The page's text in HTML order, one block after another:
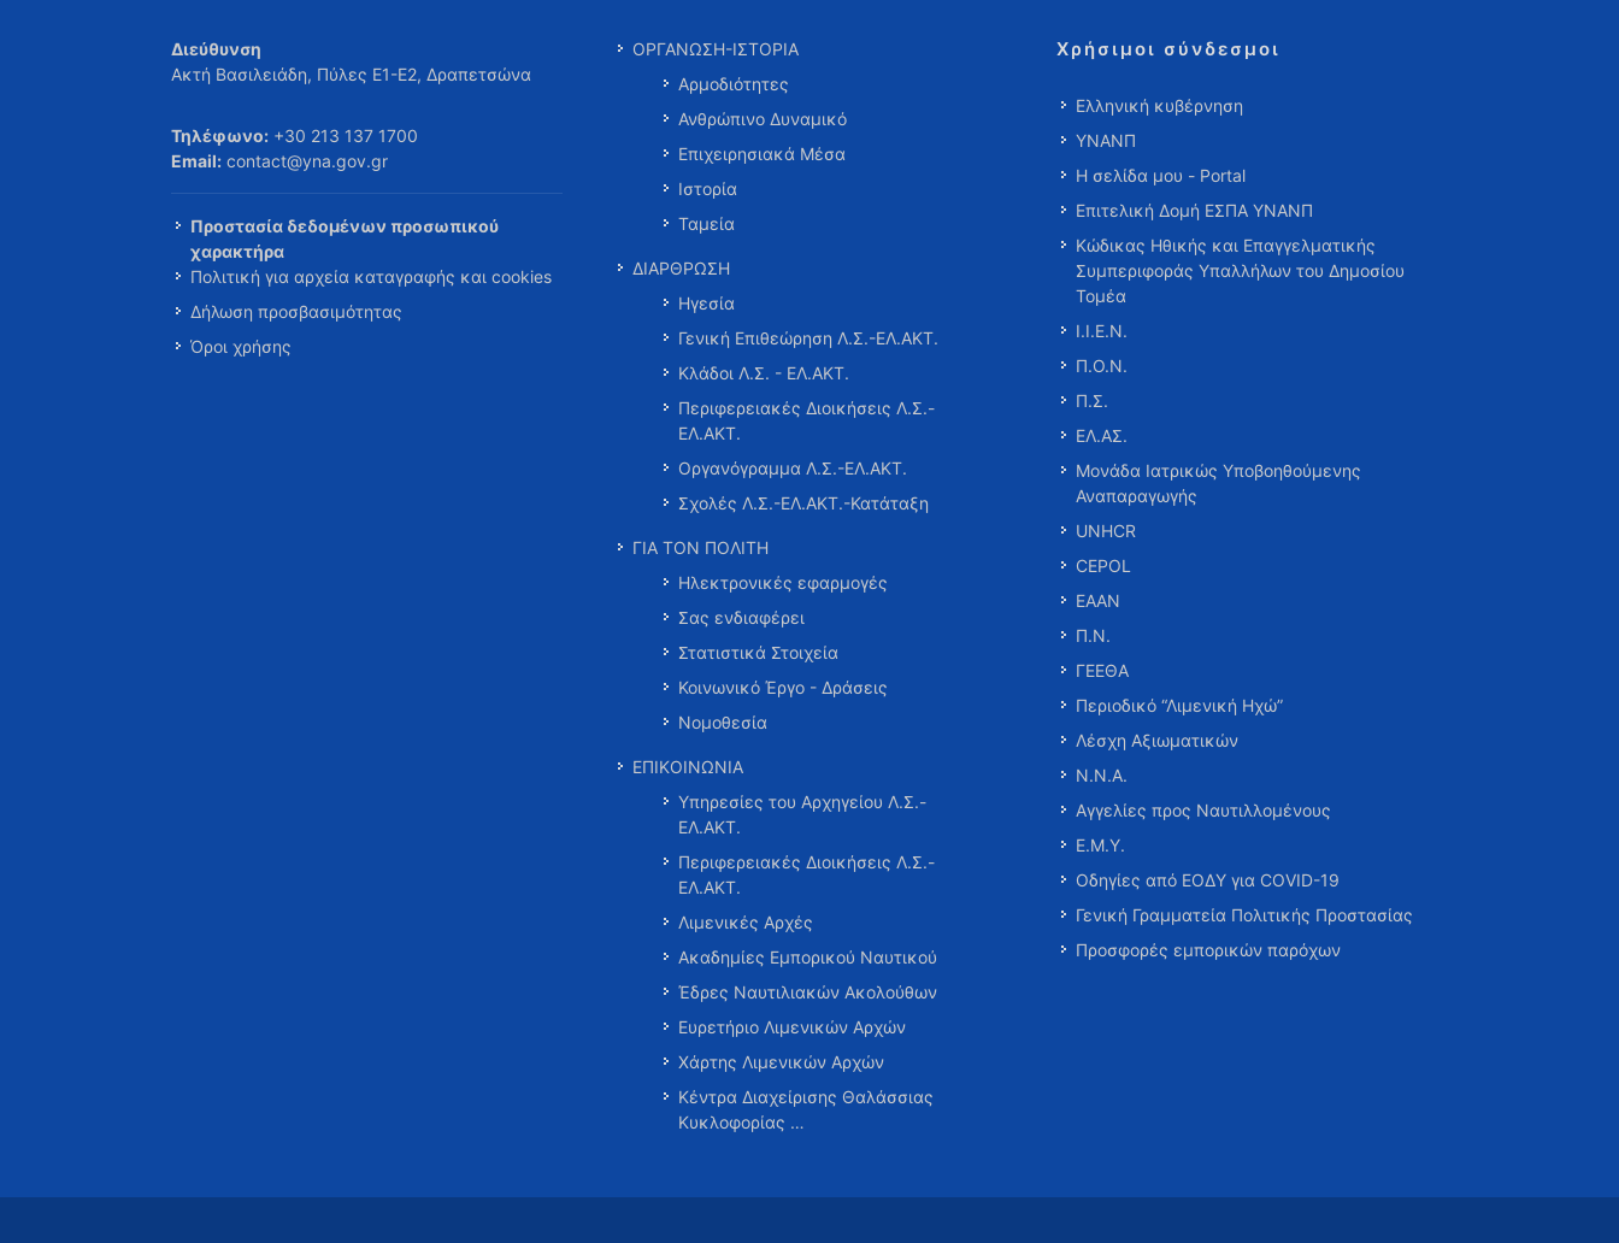
Διεύθυνση
Ακτή Βασιλειάδη, Πύλες Ε1-Ε2, Δραπετσώνα
Τηλέφωνο: +30 213 137 1700
Email: contact@yna.gov.gr
Προστασία δεδομένων προσωπικού
χαρακτήρα
Πολιτική για αρχεία καταγραφής και cookies
Δήλωση προσβασιμότητας
Όροι χρήσης
ΟΡΓΑΝΩΣΗ-ΙΣΤΟΡΙΑ
Αρμοδιότητες
Ανθρώπινο Δυναμικό
Επιχειρησιακά Μέσα
Ιστορία
Ταμεία
ΔΙΑΡΘΡΩΣΗ
Ηγεσία
Γενική Επιθεώρηση Λ.Σ.-ΕΛ.ΑΚΤ.
Κλάδοι Λ.Σ. - ΕΛ.ΑΚΤ.
Περιφερειακές Διοικήσεις Λ.Σ.-
ΕΛ.ΑΚΤ.
Οργανόγραμμα Λ.Σ.-ΕΛ.ΑΚΤ.
Σχολές Λ.Σ.-ΕΛ.ΑΚΤ.-Κατάταξη
ΓΙΑ ΤΟΝ ΠΟΛΙΤΗ
Ηλεκτρονικές εφαρμογές
Σας ενδιαφέρει
Στατιστικά Στοιχεία
Κοινωνικό Έργο - Δράσεις
Νομοθεσία
ΕΠΙΚΟΙΝΩΝΙΑ
Υπηρεσίες του Αρχηγείου Λ.Σ.-
ΕΛ.ΑΚΤ.
Περιφερειακές Διοικήσεις Λ.Σ.-
ΕΛ.ΑΚΤ.
Λιμενικές Αρχές
Ακαδημίες Εμπορικού Ναυτικού
Έδρες Ναυτιλιακών Ακολούθων
Ευρετήριο Λιμενικών Αρχών
Χάρτης Λιμενικών Αρχών
Κέντρα Διαχείρισης Θαλάσσιας
Κυκλοφορίας …
Χρήσιμοι σύνδεσμοι
Ελληνική κυβέρνηση
ΥΝΑΝΠ
Η σελίδα μου - Portal
Επιτελική Δομή ΕΣΠΑ ΥΝΑΝΠ
Κώδικας Ηθικής και Επαγγελματικής
Συμπεριφοράς Υπαλλήλων του Δημοσίου
Τομέα
Ι.Ι.Ε.Ν.
Π.Ο.Ν.
Π.Σ.
ΕΛ.ΑΣ.
Μονάδα Ιατρικώς Υποβοηθούμενης
Αναπαραγωγής
UNHCR
CEPOL
ΕΑΑΝ
Π.Ν.
ΓΕΕΘΑ
Περιοδικό “Λιμενική Ηχώ”
Λέσχη Αξιωματικών
Ν.Ν.Α.
Αγγελίες προς Ναυτιλλομένους
Ε.Μ.Υ.
Οδηγίες από ΕΟΔΥ για COVID-19
Γενική Γραμματεία Πολιτικής Προστασίας
Προσφορές εμπορικών παρόχων